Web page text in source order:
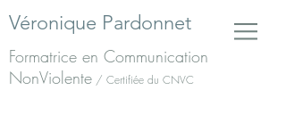
Véronique Pardonnet
Formatrice en Communication
NonViolente / Certifiée du CNVC